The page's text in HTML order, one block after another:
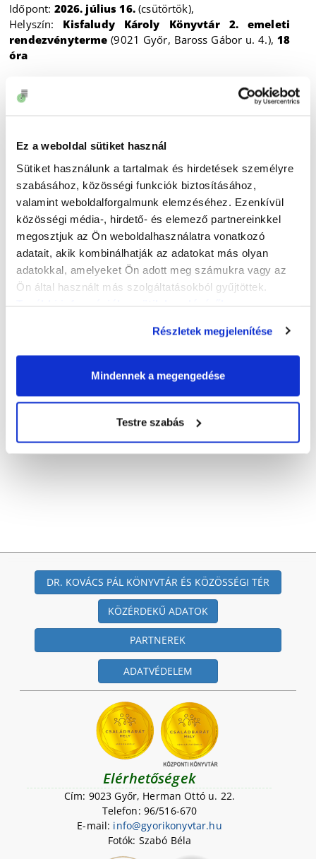
Ez a weboldal sütiket használ
Sütiket használunk a tartalmak és hirdetések személyre
szabásához, közösségi funkciók biztosításához,
valamint weboldalforgalmunk elemzéséhez. Ezenkívül
közösségi média-, hirdető- és elemező partnereinkkel
megosztjuk az Ön weboldalhasználatra vonatkozó
adatait, akik kombinálhatják az adatokat más olyan
adatokkal, amelyeket Ön adott meg számukra vagy az
Ön által használt más szolgáltatásokból gyűjtöttek.
Részletek megjelenítése
Mindennek a megengedése
Testre szabás
Időpont: 2026. július 16.(csütörtök),
Helyszín: Kisfaludy Károly Könyvtár 2. emeleti
rendezvényterme (9021 Győr, Baross Gábor u. 4.), 18
óra
résztvevők gondoskodnak.
A program ingyenes, de
Szeretettel várjuk 2-6 fős csapatok jelentkezését!
DR. KOVÁCS PÁL KÖNYVTÁR ÉS KÖZÖSSÉGI TÉR
KÖZÉRDEKŰ ADATOK
PARTNEREK
ADATVÉDELEM
Elérhetőségek
Cím: 9023 Győr, Herman Ottó u. 22.
Telefon: 96/516-670
E-mail: info@gyorikonyvtar.hu
Fotók: Szabó Béla